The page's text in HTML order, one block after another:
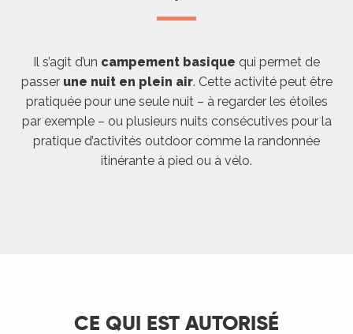
Il s’agit d’un campement basique qui permet de
passer une nuit en plein air. Cette activité peut être
pratiquée pour une seule nuit – à regarder les étoiles
par exemple – ou plusieurs nuits consécutives pour la
pratique d’activités outdoor comme la randonnée
itinérante à pied ou à vélo.
CE QUI EST AUTORISÉ